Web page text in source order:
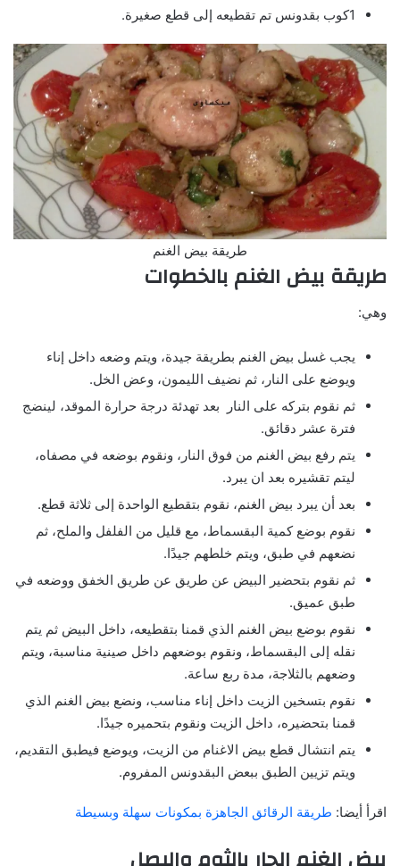
1كوب بقدونس تم تقطيعه إلى قطع صغيرة.
طريقة بيض الغنم
طريقة بيض الغنم بالخطوات
وهي:
يجب غسل بيض الغنم بطريقة جيدة، ويتم وضعه داخل إناء
ويوضع على النار، ثم نضيف الليمون، وعض الخل.
ثم نقوم بتركه على النار بعد تهدئة درجة حرارة الموقد، لينضج
فترة عشر دقائق.
يتم رفع بيض الغنم من فوق النار، ونقوم بوضعه في مصفاه،
ليتم تقشيره بعد ان يبرد.
بعد أن يبرد بيض الغنم، نقوم بتقطيع الواحدة إلى ثلاثة قطع.
نقوم بوضع كمية البقسماط، مع قليل من الفلفل والملح، ثم
نضعهم في طبق، ويتم خلطهم جيدًا.
ثم نقوم بتحضير البيض عن طريق عن طريق الخفق ووضعه في
طبق عميق.
نقوم بوضع بيض الغنم الذي قمنا بتقطيعه، داخل البيض ثم يتم
نقله إلى البقسماط، ونقوم بوضعهم داخل صينية مناسبة، ويتم
وضعهم بالثلاجة، مدة ربع ساعة.
نقوم بتسخين الزيت داخل إناء مناسب، ونضع بيض الغنم الذي
قمنا بتحضيره، داخل الزيت ونقوم بتحميره جيدًا.
يتم انتشال قطع بيض الاغنام من الزيت، ويوضع فيطبق التقديم،
ويتم تزيين الطبق ببعض البقدونس المفروم.
اقرأ أيضا: طريقة الرقائق الجاهزة بمكونات سهلة وبسيطة